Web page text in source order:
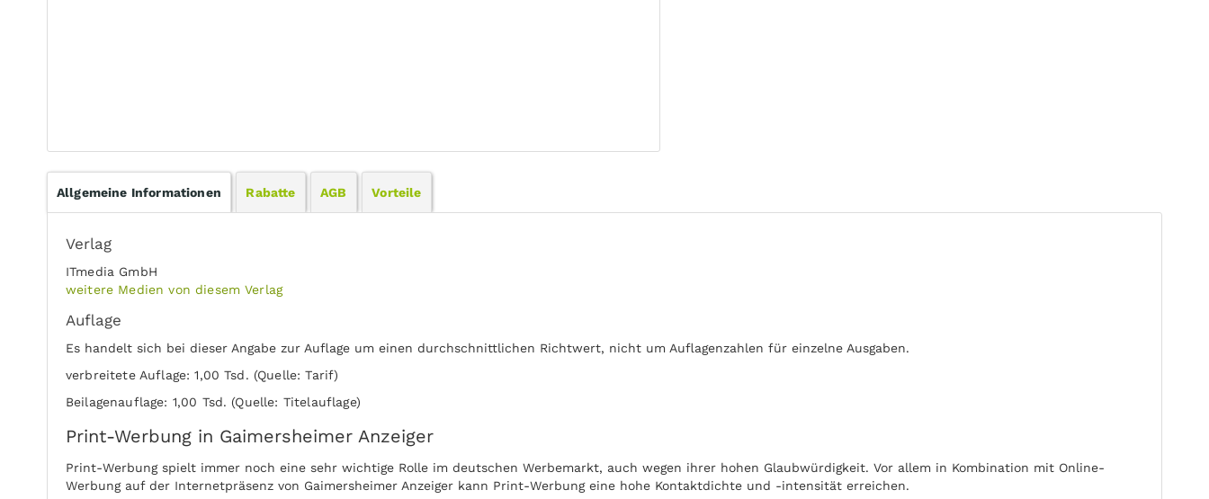
Allgemeine Informationen Rabatte AGB Vorteile
Verlag
ITmedia GmbH
weitere Medien von diesem Verlag
Auflage
Es handelt sich bei dieser Angabe zur Auflage um einen durchschnittlichen Richtwert, nicht um Auflagenzahlen für einzelne Ausgaben.
verbreitete Auflage: 1,00 Tsd. (Quelle: Tarif)
Beilagenauflage: 1,00 Tsd. (Quelle: Titelauflage)
Print-Werbung in Gaimersheimer Anzeiger
Print-Werbung spielt immer noch eine sehr wichtige Rolle im deutschen Werbemarkt, auch wegen ihrer hohen Glaubwürdigkeit. Vor allem in Kombination mit Online-
Werbung auf der Internetpräsenz von Gaimersheimer Anzeiger kann Print-Werbung eine hohe Kontaktdichte und -intensität erreichen.